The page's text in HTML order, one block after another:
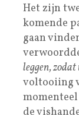
Het zijn
komende
gaan
leggen, zodat
voltooiing